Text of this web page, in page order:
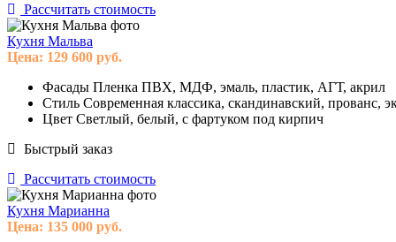
Рассчитать стоимость
Кухня Мальва
Цена: 129 600 руб.
Фасады Пленка ПВХ, МДФ, эмаль, пластик, АГТ, акрил
Стиль Современная классика, скандинавский, прованс,
Цвет Светлый, белый, с фартуком под кирпич
Быстрый заказ
Рассчитать стоимость
Кухня Марианна
Цена: 135 000 руб.